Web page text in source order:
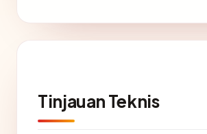
Tinjauan Teknis